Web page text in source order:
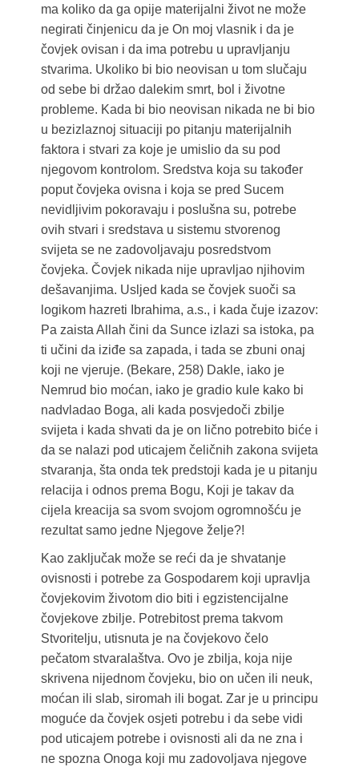
ma koliko da ga opije materijalni život ne može
negirati činjenicu da je On moj vlasnik i da je
čovjek ovisan i da ima potrebu u upravljanju
stvarima. Ukoliko bi bio neovisan u tom slučaju
od sebe bi držao dalekim smrt, bol i životne
probleme. Kada bi bio neovisan nikada ne bi bio
u bezizlaznoj situaciji po pitanju materijalnih
faktora i stvari za koje je umislio da su pod
njegovom kontrolom. Sredstva koja su također
poput čovjeka ovisna i koja se pred Sucem
nevidljivim pokoravaju i poslušna su, potrebe
ovih stvari i sredstava u sistemu stvorenog
svijeta se ne zadovoljavaju posredstvom
čovjeka. Čovjek nikada nije upravljao njihovim
dešavanjima. Usljed kada se čovjek suoči sa
logikom hazreti Ibrahima, a.s., i kada čuje izazov:
Pa zaista Allah čini da Sunce izlazi sa istoka, pa
ti učini da iziđe sa zapada, i tada se zbuni onaj
koji ne vjeruje. (Bekare, 258) Dakle, iako je
Nemrud bio moćan, iako je gradio kule kako bi
nadvladao Boga, ali kada posvjedoči zbilje
svijeta i kada shvati da je on lično potrebito biće i
da se nalazi pod uticajem čeličnih zakona svijeta
stvaranja, šta onda tek predstoji kada je u pitanju
relacija i odnos prema Bogu, Koji je takav da
cijela kreacija sa svom svojom ogromnošću je
rezultat samo jedne Njegove želje?!
Kao zaključak može se reći da je shvatanje
ovisnosti i potrebe za Gospodarem koji upravlja
čovjekovim životom dio biti i egzistencijalne
čovjekove zbilje. Potrebitost prema takvom
Stvoritelju, utisnuta je na čovjekovo čelo
pečatom stvaralaštva. Ovo je zbilja, koja nije
skrivena nijednom čovjeku, bio on učen ili neuk,
moćan ili slab, siromah ili bogat. Zar je u principu
moguće da čovjek osjeti potrebu i da sebe vidi
pod uticajem potrebe i ovisnosti ali da ne zna i
ne spozna Onoga koji mu zadovoljava njegove